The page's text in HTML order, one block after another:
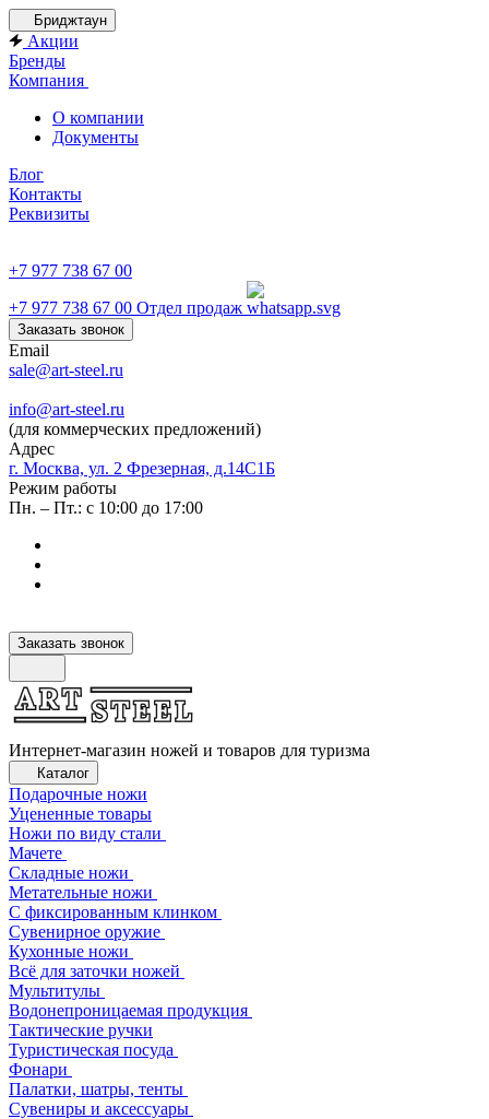
Бриджтаун
Акции
Бренды
Компания
О компании
Документы
Блог
Контакты
Реквизиты
+7 977 738 67 00
+7 977 738 67 00 Отдел продаж
Заказать звонок
Email
sale@art-steel.ru
info@art-steel.ru
(для коммерческих предложений)
Адрес
г. Москва, ул. 2 Фрезерная, д.14С1Б
Режим работы
Пн. – Пт.: с 10:00 до 17:00
Заказать звонок
Интернет-магазин ножей и товаров для туризма
Каталог
Подарочные ножи
Уцененные товары
Ножи по виду стали
Мачете
Складные ножи
Метательные ножи
С фиксированным клинком
Сувенирное оружие
Кухонные ножи
Всё для заточки ножей
Мультитулы
Водонепроницаемая продукция
Тактические ручки
Туристическая посуда
Фонари
Палатки, шатры, тенты
Сувениры и аксессуары